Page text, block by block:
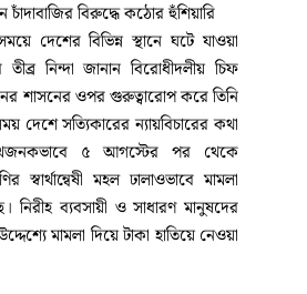
চাঁদাবাজির বিরুদ্ধে কঠোর হুঁশিয়ারি
দেশের বিভিন্ন স্থানে ঘটে যাওয়া
নিন্দা জানান বিরোধীদলীয় চিফ
শাসনের ওপর গুরুত্বারোপ করে তিনি
সত্যিকারের ন্যায়বিচারের কথা
৫ আগস্টের পর থেকে
স্বার্থান্বেষী মহল ঢালাওভাবে মামলা
ব্যবসায়ী ও সাধারণ মানুষদের
মামলা দিয়ে টাকা হাতিয়ে নেওয়া